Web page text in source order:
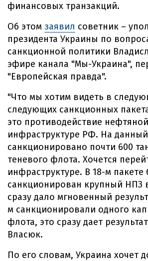
финансовых транзакций.
Об этом заявил советник –
президента Украины по
санкционной политики
эфире канала "Мы-Украина",
"Европейская правда".
"Что мы хотим видеть в
следующих санкционных
это противодействие нефтяной
инфраструктуре РФ. На
санкционировано почти 600
теневого флота. Хочется
инфраструктуре. В 18-м пакете
санкционирован крупный НПЗ
сразу дало мгновенный
м санкционировали одного
флота, это сразу дает
Власюк.
По его словам, Украина хочет